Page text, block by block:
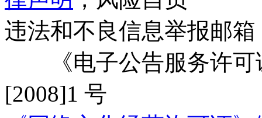
违法和不良信息举报邮箱
《电子公告服务许可
[2008]1 号